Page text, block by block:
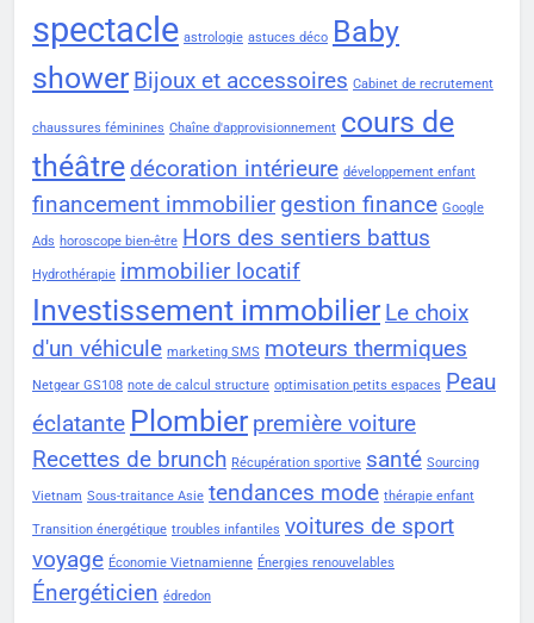
spectacle astrologie astuces déco Baby
shower Bijoux et accessoires Cabinet de recrutement
chaussures féminines Chaîne d'approvisionnement cours de
théâtre décoration intérieure développement enfant
financement immobilier gestion finance Google
Ads horoscope bien-être Hors des sentiers battus
Hydrothérapie immobilier locatif
Investissement immobilier Le choix
d'un véhicule marketing SMS moteurs thermiques
Netgear GS108 note de calcul structure optimisation petits espaces Peau
éclatante Plombier première voiture
Recettes de brunch Récupération sportive santé Sourcing
Vietnam Sous-traitance Asie tendances mode thérapie enfant
Transition énergétique troubles infantiles voitures de sport
voyage Économie Vietnamienne Énergies renouvelables
Énergéticien édredon